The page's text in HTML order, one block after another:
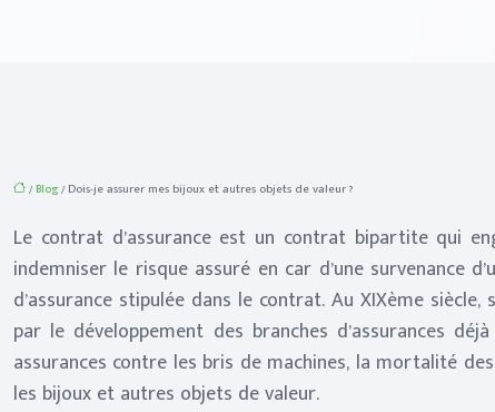
/Blog/ Dois-je assurer mes bijoux et autres objets de valeur ?
Le contrat d’assurance est un contrat bipartite qui
indemniser le risque assuré en car d’une survenance
d’assurance stipulée dans le contrat. Au XIXème
par le développement des branches d’assurances
assurances contre les bris de machines, la mortalité
les bijoux et autres objets de valeur.